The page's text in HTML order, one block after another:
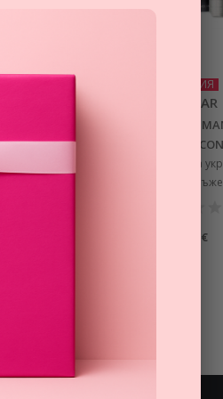
мъже
ПРОМОЦИЯ
COLLISTAR
SPECIAL PERFECT HAIR
LOSS REDENSIFYING
интензивна грижа за
косата за мъже
€